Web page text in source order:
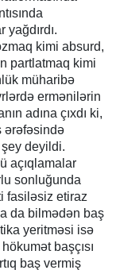
yağdırdı.
kimi absurd,
partlatmaq kimi
müharibə
ermənilərin
adına çıxdı ki,
ərəfəsində
deyildi.
açıqlamalar
sonluğunda
fasiləsiz etiraz
da bilmədən baş
yeritməsi isə
başçısı
baş vermiş